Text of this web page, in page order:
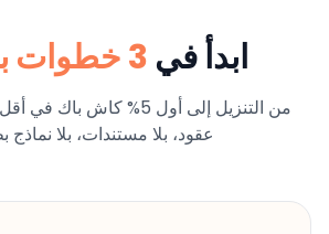
ابدأ في 3 خطوات بسيطة
من التنزيل إلى أول 5% كاش
عقود، بلا مستندات، بلا نماذج